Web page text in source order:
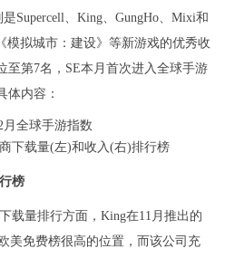
Supercell、King、GungHo、Mixi和
模拟城市：建设》等新游戏的优秀收
至第7名，SE本月首次进入全球手游
体内容：
下载量(左)和收入(右)排行榜
榜
载量排行方面，King在11月推出的
美免费榜很高的位置，而该公司充